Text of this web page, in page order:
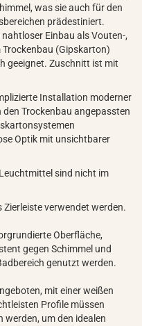
was sie auch für den
prädestiniert.
Einbau als Vouten-,
Trockenbau (Gipskarton)
geeignet. Zuschnitt ist mit
Installation moderner
Trockenbau angepassten
Optik mit unsichtbarer
sind nicht im
Zierleiste verwendet werden.
Oberfläche,
gegen Schimmel und
genutzt werden.
mit einer weißen
Profile müssen
um den idealen